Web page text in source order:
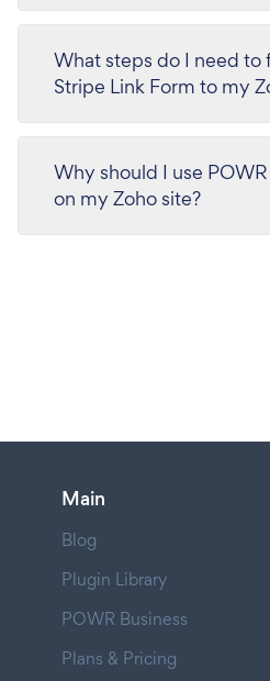
What steps do I need to
Stripe Link Form to my
Why should I use
on my Zoho site?
Main
Blog
Plugin Library
POWR Business
Plans & Pricing